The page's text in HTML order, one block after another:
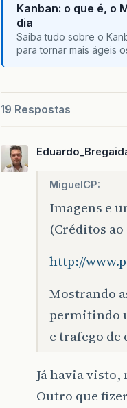
Kanban: o que é, o
dia
Saiba tudo sobre o
para tornar mais ágeis
19 Respostas
MiguelCP:
Imagens e
(Créditos ao
http://
Mostrando
permitindo
e trafego de
Já havia
Outro que